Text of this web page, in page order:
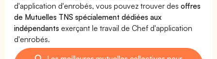
d'application d'enrobés, vous pouvez trouver desoffres
de Mutuelles TNS spécialement dédiées aux
indépendants exerçant le travail de Chef d'application
d'enrobés.